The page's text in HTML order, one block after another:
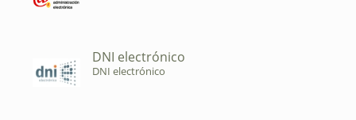
DNI electrónico
DNI electrónico